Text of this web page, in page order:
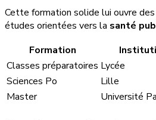
Cette formation solide lui ouvre
études orientées vers la santé
Formation
Classes préparatoires Lycée
Sciences Po
Lille
Master
Université